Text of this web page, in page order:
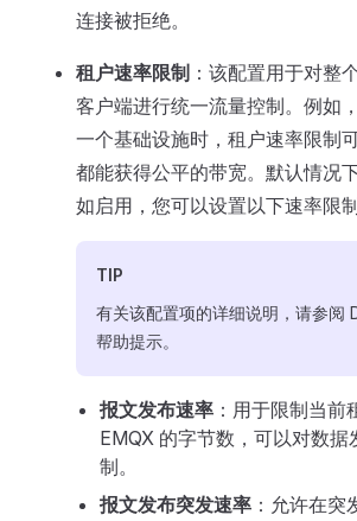
连接被拒绝。
租户速率限制 ：该配置用于对整
客户端进行统一流量控制。例如
一个基础设施时，租户速率限制
都能获得公平的带宽。默认情况
如启用，您可以设置以下速率限制
TIP
有关该配置项的详细说明，请参阅
帮助提示。
报文发布速率 ：用于限制当前
EMQX 的字节数，可以对数据
制。
报文发布突发速率 ：允许在突